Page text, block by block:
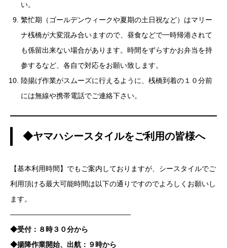
い。
繁忙期（ゴールデンウィークや夏期の土日祝など）はマリー
ナ桟橋が大変混み合いますので、昼食などで一時帰港されて
も係留出来ない場合があります。時間をずらすかお弁当を持
参するなど、各自で対応をお願い致します。
陸揚げ作業がスムーズに行えるように、桟橋到着の１０分前
には無線や携帯電話でご連絡下さい。
◆ヤマハシースタイルをご利用の皆様へ
【基本利用時間】でもご案内しておりますが、シースタイルでご
利用頂ける最大可能時間は以下の通りですのでよろしくお願いし
ます。
—————————————————
◆受付：８時３０分から
◆揚降作業開始、出航：９時から